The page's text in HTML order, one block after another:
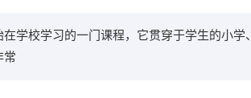
学校学习的一门课程，它贯穿于学生的小学
常